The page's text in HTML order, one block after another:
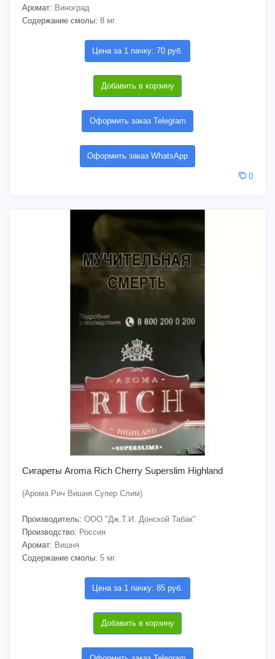
Аромат: Виноград
Содержание смолы: 8 мг
Цена за 1 пачку: 70 руб.
Добавить в корзину
Оформить заказ Telegram
Оформить заказ WhatsApp
0
Сигареты Aroma Rich Cherry Superslim Highland
(Арома Рич Вишня Супер Слим)
Производитель: ООО "Дж.Т.И. Донской Табак"
Производство: Россия
Аромат: Вишня
Содержание смолы: 5 мг
Цена за 1 пачку: 85 руб.
Добавить в корзину